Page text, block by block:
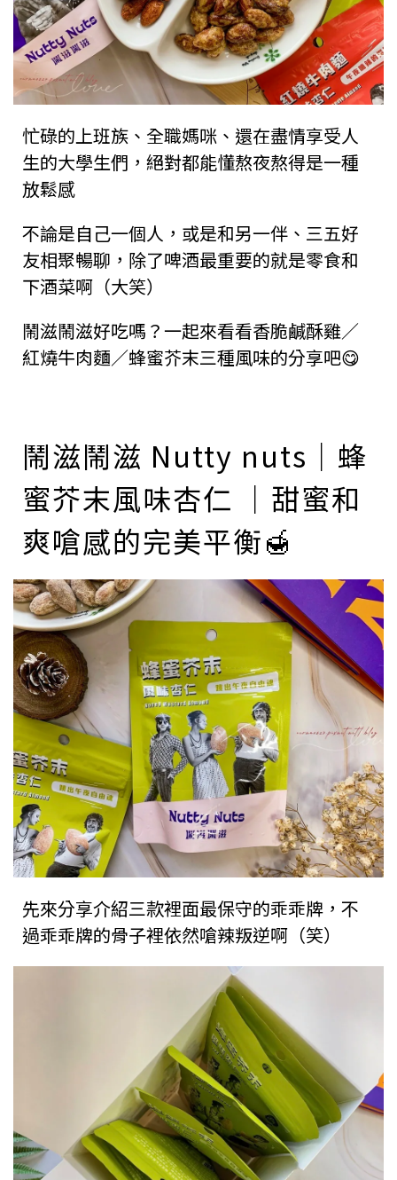
忙碌的上班族、全職媽咪、還在盡情享受人
生的大學生們，絕對都能懂熬夜熬得是一種
放鬆感
不論是自己一個人，或是和另一伴、三五好
友相聚暢聊，除了啤酒最重要的就是零食和
下酒菜啊（大笑）
鬧滋鬧滋好吃嗎？一起來看看香脆鹹酥雞／
紅燒牛肉麵／蜂蜜芥末三種風味的分享吧😋
鬧滋鬧滋 Nutty nuts｜蜂
蜜芥末風味杏仁 ｜甜蜜和
爽嗆感的完美平衡🍯
先來分享介紹三款裡面最保守的乖乖牌，不
過乖乖牌的骨子裡依然嗆辣叛逆啊（笑）